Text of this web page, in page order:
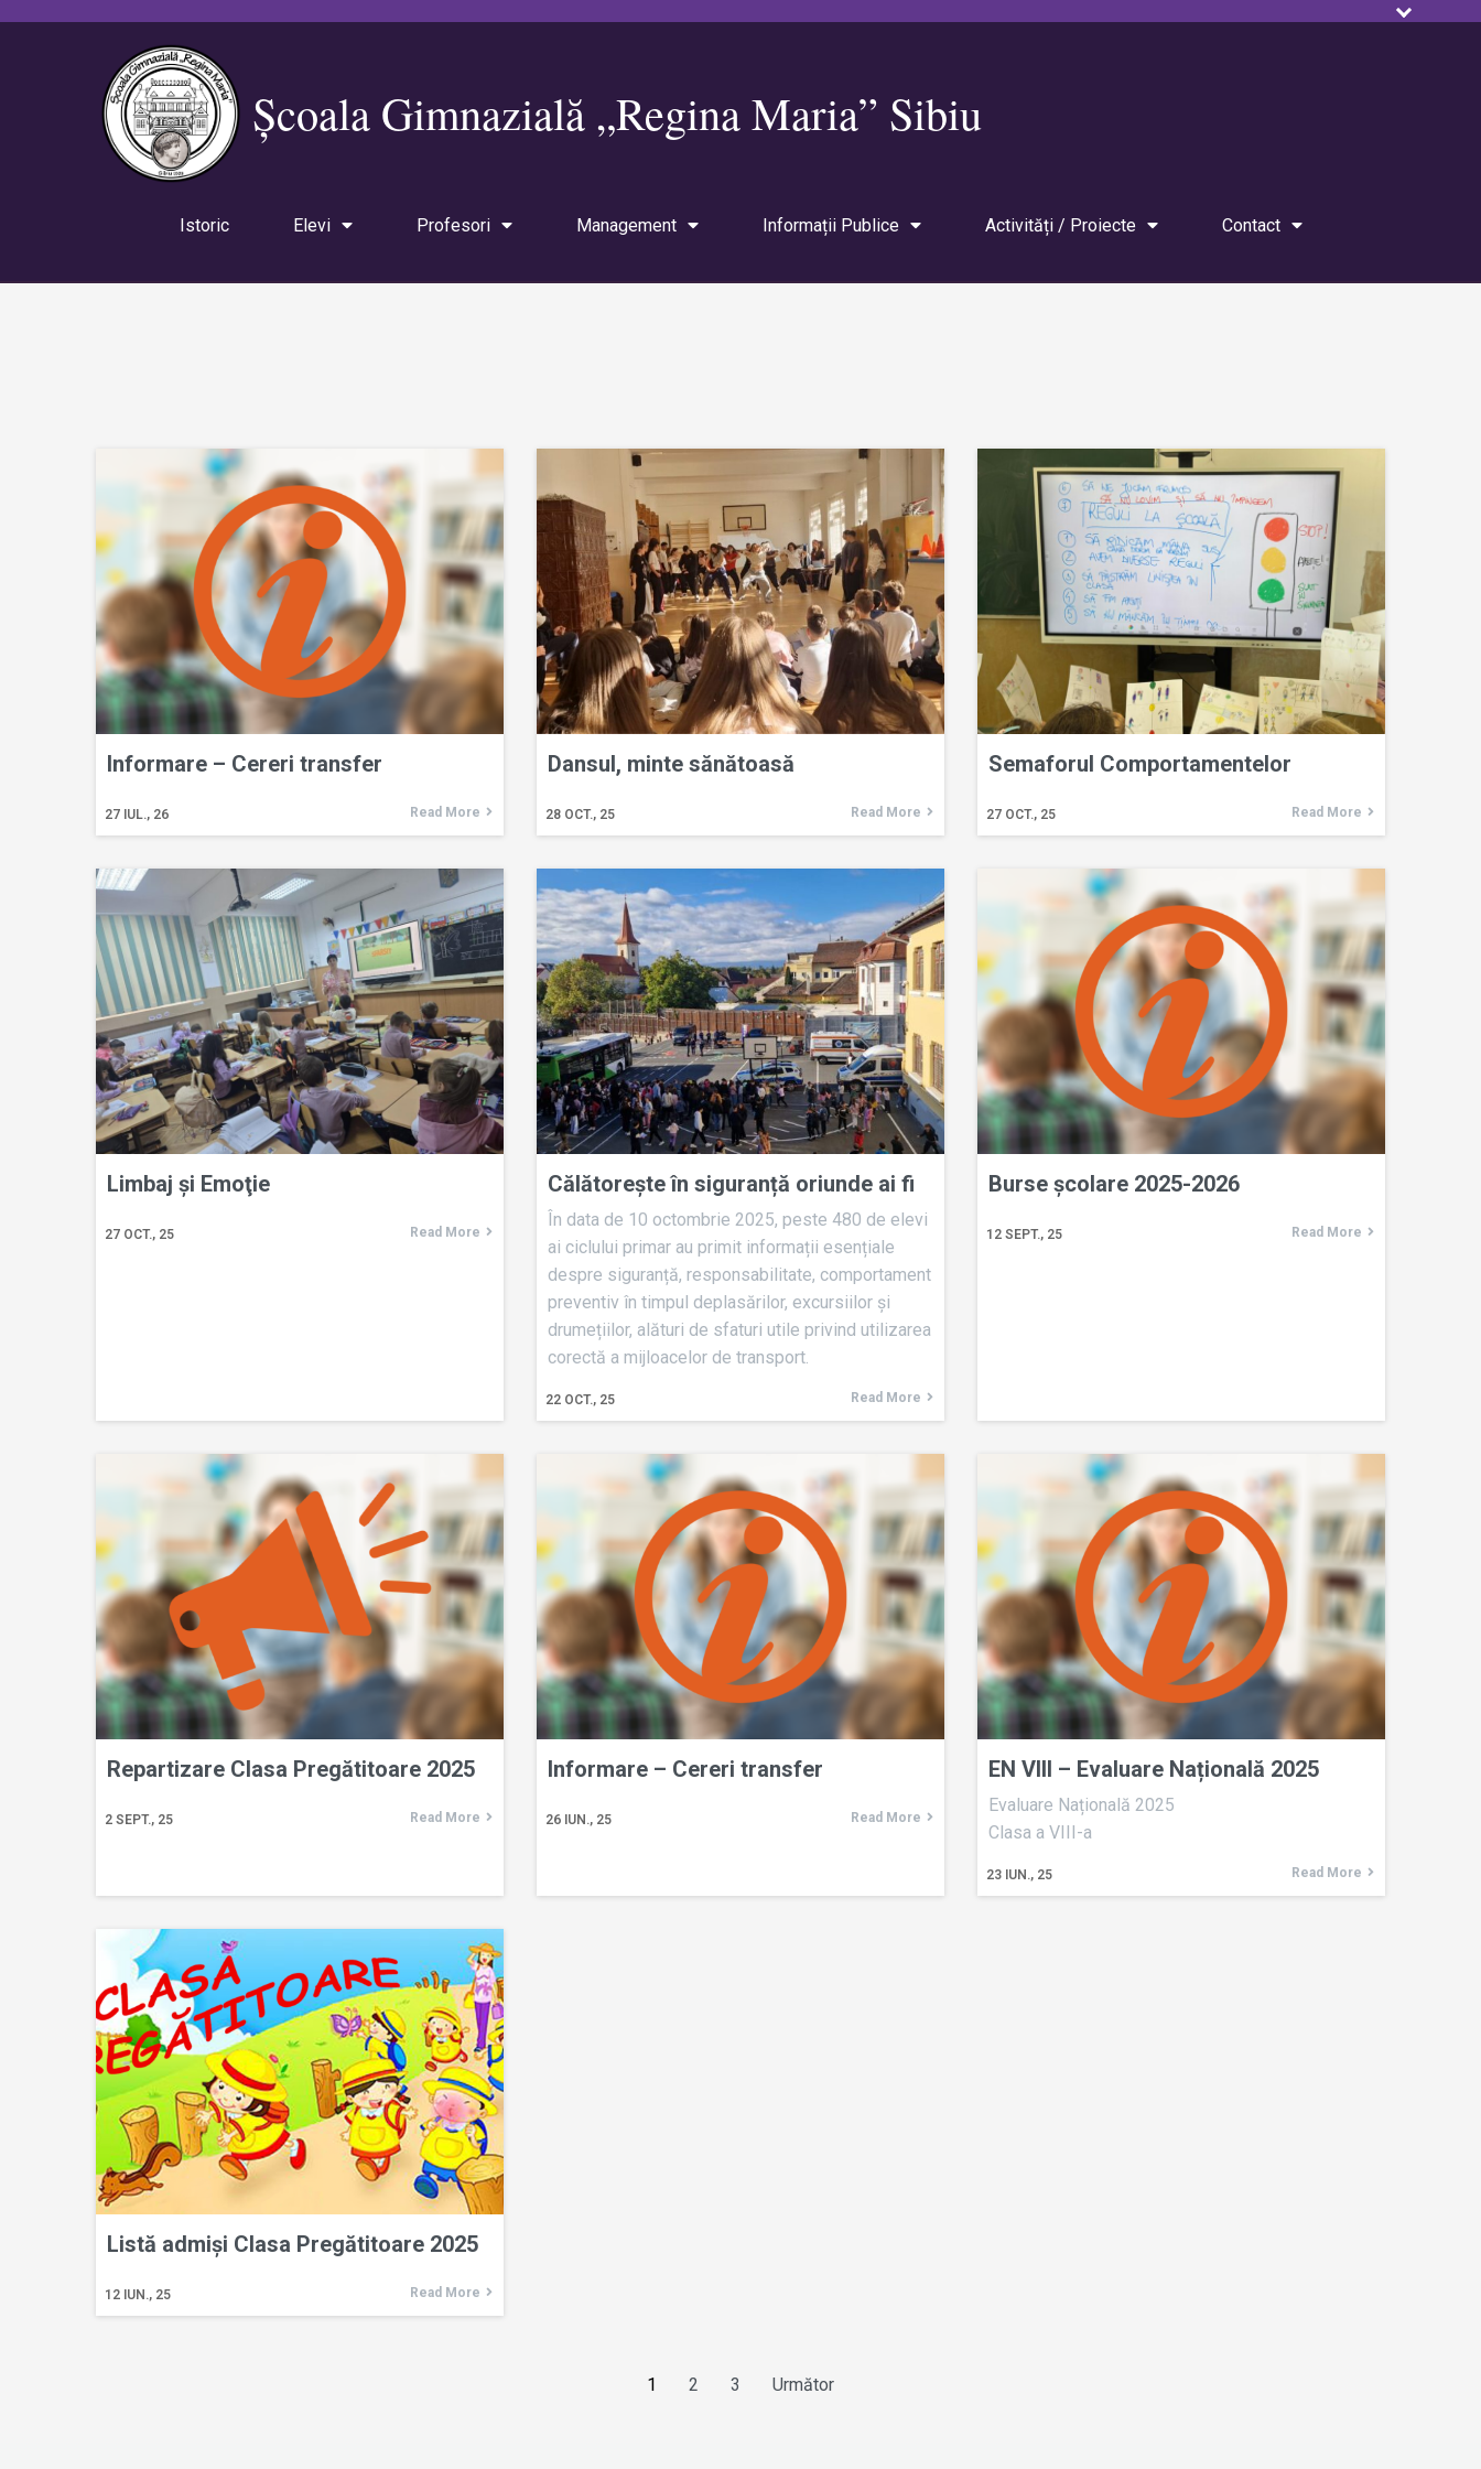
Școala Gimnazială „Regina Maria” Sibiu
Istoric Elevi Profesori Management Informații Publice Activități / Proiecte Contact
Informare – Cereri transfer
27 IUL., 26 Read More
Dansul, minte sănătoasă
28 OCT., 25 Read More
Semaforul Comportamentelor
27 OCT., 25 Read More
Limbaj și Emoţie
27 OCT., 25 Read More
Călătorește în siguranță oriunde ai fi
22 OCT., 25
În data de 10 octombrie 2025, peste 480 de elevi
ai ciclului primar au primit informații esențiale
despre siguranță, responsabilitate, comportament
preventiv în timpul deplasărilor, excursiilor și
drumețiilor, alături de sfaturi utile privind utilizarea
corectă a mijloacelor de transport.
Read More
Burse școlare 2025-2026
12 SEPT., 25 Read More
Repartizare Clasa Pregătitoare 2025
2 SEPT., 25 Read More
Informare – Cereri transfer
26 IUN., 25 Read More
EN VIII – Evaluare Națională 2025
23 IUN., 25
Evaluare Națională 2025
Clasa a VIII-a
Read More
Listă admiși Clasa Pregătitoare 2025
12 IUN., 25 Read More
1 2 3 Următor